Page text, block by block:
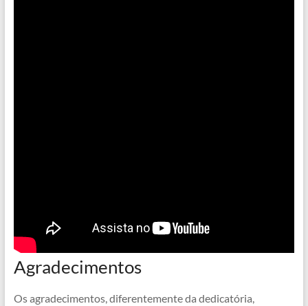
Agradecimentos
Os agradecimentos, diferentemente da dedicatória,